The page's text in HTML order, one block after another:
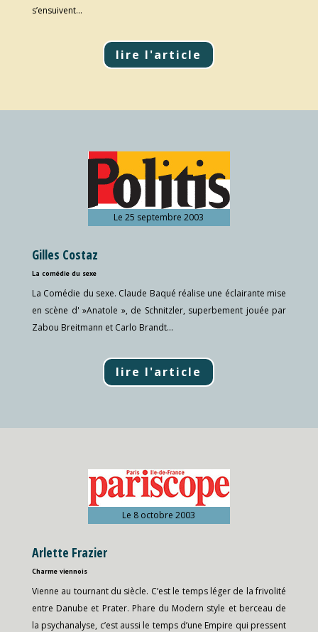
s’ensuivent…
lire l'article
Le 25 septembre 2003
Gilles Costaz
La comédie du sexe
La Comédie du sexe. Claude Baqué réalise une éclairante mise
en scène d' »Anatole », de Schnitzler, superbement jouée par
Zabou Breitmann et Carlo Brandt…
lire l'article
Le 8 octobre 2003
Arlette Frazier
Charme viennois
Vienne au tournant du siècle. C’est le temps léger de la frivolité
entre Danube et Prater. Phare du Modern style et berceau de
la psychanalyse, c’est aussi le temps d’une Empire qui pressent